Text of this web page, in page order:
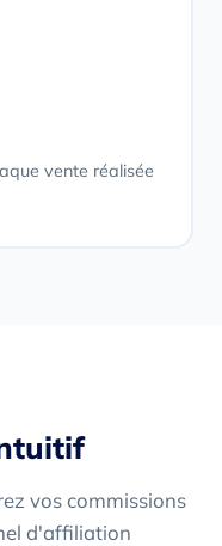
vente réalisée
vos commissions
d'affiliation